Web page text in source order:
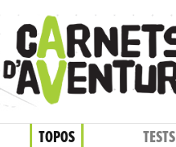
TOPOS TESTS